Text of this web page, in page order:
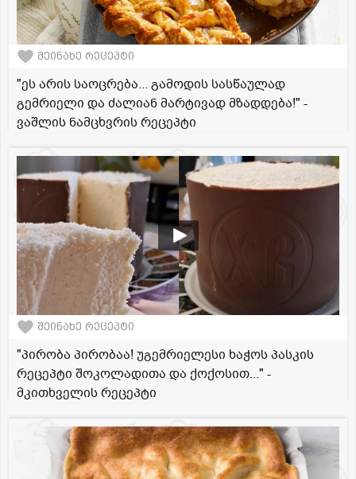
შეინახე რეცეპტი
"ეს არის საოცრება... გამოდის სასწაულად
გემრიელი და ძალიან მარტივად მზადდება!" -
ვაშლის ნამცხვრის რეცეპტი
შეინახე რეცეპტი
"პირობა პირობაა! უგემრიელესი ხაჭოს პასკის
რეცეპტი შოკოლადითა და ქოქოსით..." -
მკითხველის რეცეპტი